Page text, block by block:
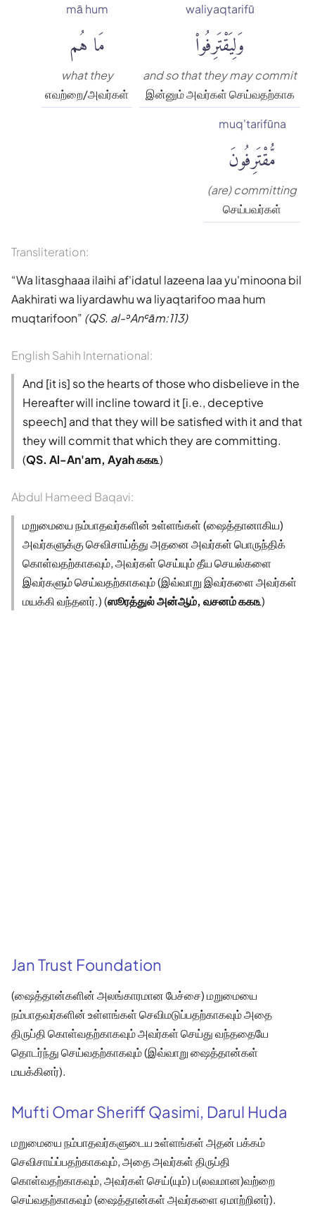
waliyaqtarifū
وَلِيَقْتَرِفُوا۟
and so that they may commit
இன்னும் அவர்கள் செய்வதற்காக
mā hum
مَا هُم
what they
எவற்றை/அவர்கள்
muq'tarifūna
مُّقْتَرِفُونَ
(are) committing
செய்பவர்கள்
Transliteration:
Wa litasghaaa ilaihi af'idatul lazeena laa yu'minoona bil
Aakhirati wa liyardawhu wa liyaqtarifoo maa hum
muqtarifoon (QS. al-ʾAnʿām:113)
English Sahih International:
And [it is] so the hearts of those who disbelieve in the
Hereafter will incline toward it [i.e., deceptive
speech] and that they will be satisfied with it and that
they will commit that which they are committing.
(QS. Al-An'am, Ayah ௧௧௩)
Abdul Hameed Baqavi:
மறுமையை நம்பாதவர்களின் உள்ளங்கள் (ஷைத்தானாகிய)
அவர்களுக்கு செவிசாய்த்து அதனை அவர்கள் பொருந்திக்
கொள்வதற்காகவும், அவர்கள் செய்யும் தீய செயல்களை
இவர்களும் செய்வதற்காகவும் (இவ்வாறு இவர்களை அவர்கள்
மயக்கி வந்தனர்.) (ஸூரத்துல் அன்ஆம், வசனம் ௧௧௩)
Jan Trust Foundation
(ஷைத்தான்களின் அலங்காரமான பேச்சை) மறுமையை
நம்பாதவர்களின் உள்ளங்கள் செவிமடுப்பதற்காகவும் அதை
திருப்தி கொள்வதற்காகவும் அவர்கள் செய்து வந்ததையே
தொடர்ந்து செய்வதற்காகவும் (இவ்வாறு ஷைத்தான்கள்
மயக்கினர்).
Mufti Omar Sheriff Qasimi, Darul Huda
மறுமையை நம்பாதவர்களுடைய உள்ளங்கள் அதன் பக்கம்
செவிசாய்ப்பதற்காகவும், அதை அவர்கள் திருப்தி
கொள்வதற்காகவும், அவர்கள் செய்(யும்) ப(லவமான)வற்றை
செய்வதற்காகவும் (ஷைத்தான்கள் அவர்களை ஏமாற்றினர்).